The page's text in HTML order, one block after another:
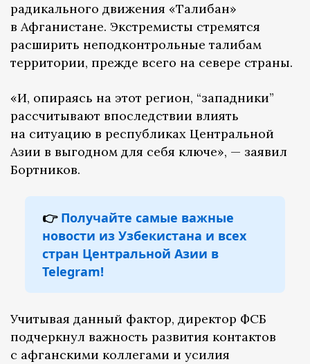
радикального движения «Талибан»
в Афганистане. Экстремисты стремятся
расширить неподконтрольные талибам
территории, прежде всего на севере страны.
«И, опираясь на этот регион, “западники”
рассчитывают впоследствии влиять
на ситуацию в республиках Центральной
Азии в выгодном для себя ключе», — заявил
Бортников.
👉 Получайте самые важные
новости из Узбекистана и всех
стран Центральной Азии в
Telegram!
Учитывая данный фактор, директор ФСБ
подчеркнул важность развития контактов
с афганскими коллегами и усилия